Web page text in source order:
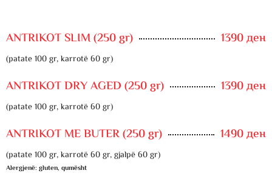
ANTRIKOT SLIM (250 gr) 1390 ден
(patate 100 gr, karrotë 60 gr)
ANTRIKOT DRY AGED (250 gr) 1390 ден
(patate 100 gr, karrotë 60 gr)
ANTRIKOT ME BUTER (250 gr) 1490 ден
(patate 100 gr, karrotë 60 gr, gjalpë 60 gr)
Alergjenë: gluten, qumësht